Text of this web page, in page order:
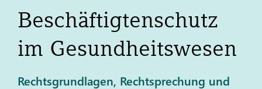
Beschäftigtenschutz
im Gesundheitswesen
Rechtsgrundlagen, Rechtsprechung und